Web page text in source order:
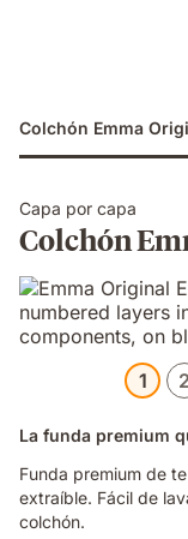
Colchón Emma
Capa por capa
Colchón
1 2
La funda premium
Funda premium de
extraíble. Fácil de
colchón.